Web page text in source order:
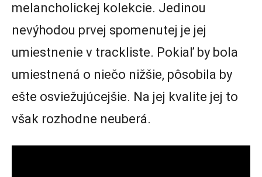
melancholickej kolekcie. Jedinou
nevýhodou prvej spomenutej je jej
umiestnenie v trackliste. Pokiaľ by bola
umiestnená o niečo nižšie, pôsobila by
ešte osviežujúcejšie. Na jej kvalite jej to
však rozhodne neuberá.